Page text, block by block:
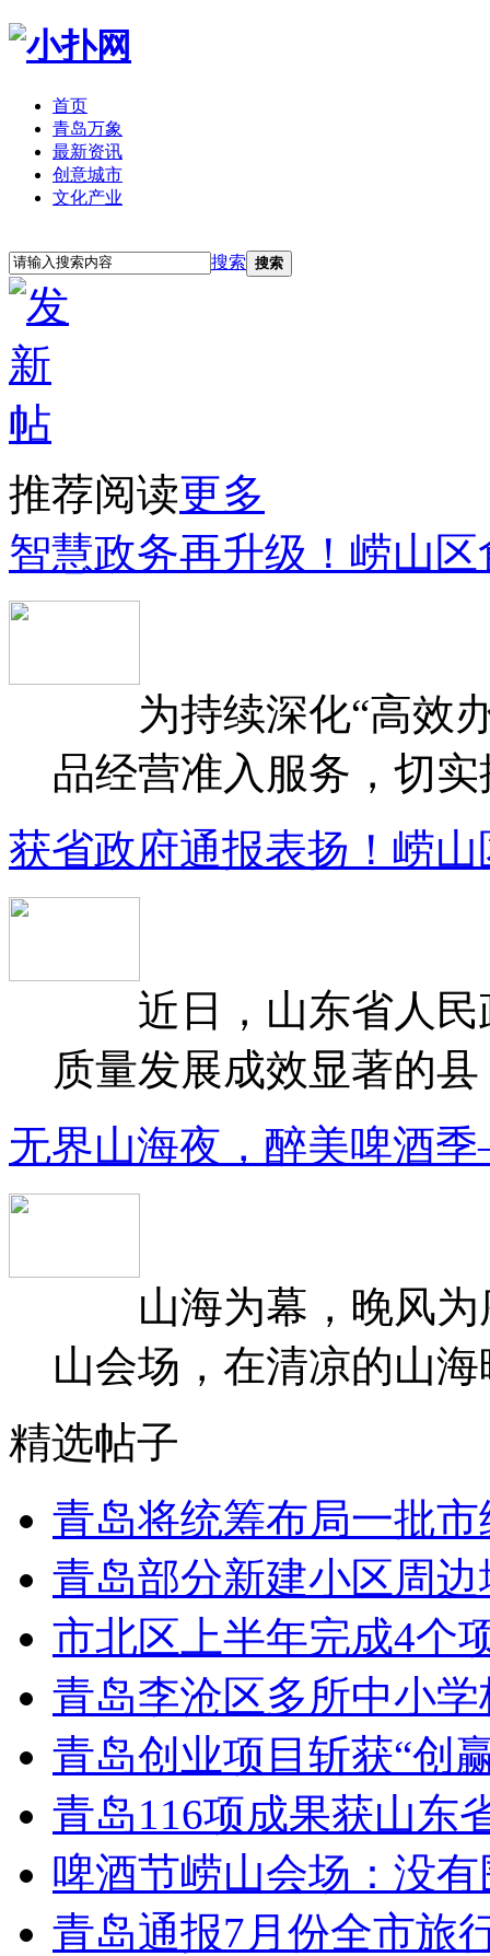
首页
青岛万象
最新资讯
创意城市
文化产业
搜索 搜索
推荐阅读更多
智慧政务再升级！崂山
为持续深化“高效办
品经营准入服务，切
获省政府通报表扬！崂
近日，山东省人民
质量发展成效显著的
无界山海夜，醉美啤酒
山海为幕，晚风为
山会场，在清凉的山
精选帖子
青岛将统筹布局一批市
青岛部分新建小区周
市北区上半年完成4个
青岛李沧区多所中小
青岛创业项目斩获“创
青岛116项成果获山东
啤酒节崂山会场：没有
青岛通报7月份全市旅